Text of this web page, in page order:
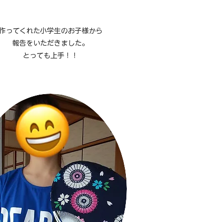
ってくれた小学生のお子様から
報告をいただきました。
とっても上手！！